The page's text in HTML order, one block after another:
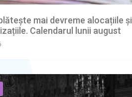
mai devreme alocațiile și
Calendarul lunii august